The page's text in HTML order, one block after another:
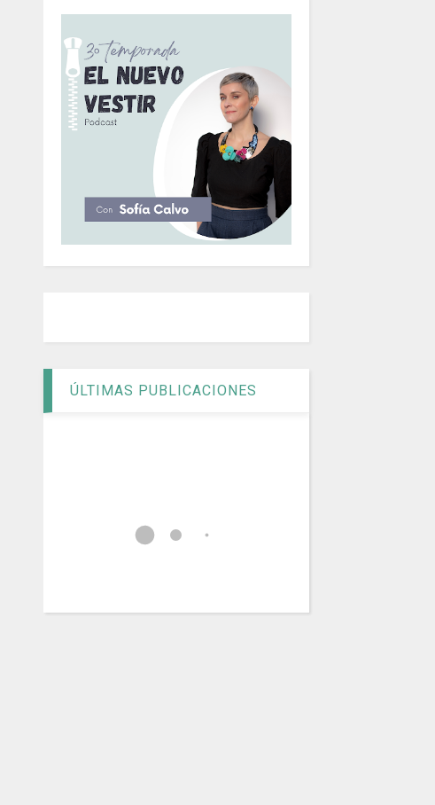
ÚLTIMAS PUBLICACIONES